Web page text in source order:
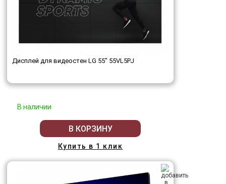
Дисплей для видеостен LG 55" 55VL5PJ
В наличии
В КОРЗИНУ
Купить в 1 клик